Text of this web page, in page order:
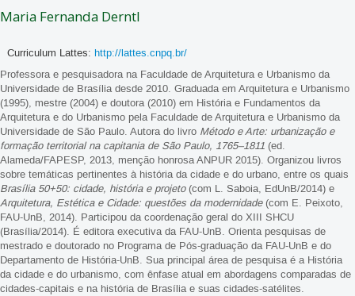
Maria Fernanda Derntl
Curriculum Lattes: http://lattes.cnpq.br/
Professora e pesquisadora na Faculdade de Arquitetura e Urbanismo da
Universidade de Brasília desde 2010. Graduada em Arquitetura e Urbanismo
(1995), mestre (2004) e doutora (2010) em História e Fundamentos da
Arquitetura e do Urbanismo pela Faculdade de Arquitetura e Urbanismo da
Universidade de São Paulo. Autora do livro Método e Arte: urbanização e
formação territorial na capitania de São Paulo, 1765–1811 (ed.
Alameda/FAPESP, 2013, menção honrosa ANPUR 2015). Organizou livros
sobre temáticas pertinentes à história da cidade e do urbano, entre os quais
Brasília 50+50: cidade, história e projeto(com L. Saboia, EdUnB/2014) e
Arquitetura, Estética e Cidade: questões da modernidade(com E. Peixoto,
FAU-UnB, 2014). Participou da coordenação geral do XIII SHCU
(Brasília/2014). É editora executiva da FAU-UnB. Orienta pesquisas de
mestrado e doutorado no Programa de Pós-graduação da FAU-UnB e do
Departamento de História-UnB. Sua principal área de pesquisa é a História
da cidade e do urbanismo, com ênfase atual em abordagens comparadas de
cidades-capitais e na história de Brasília e suas cidades-satélites.